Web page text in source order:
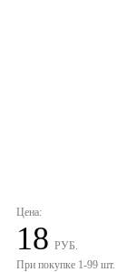
Цена:
18 РУБ.
При покупке 1-99 шт.